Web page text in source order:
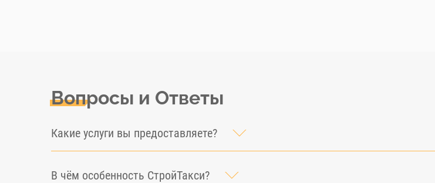
Вопросы и Ответы
Какие услуги вы предоставляете?
В чём особенность СтройТакси?